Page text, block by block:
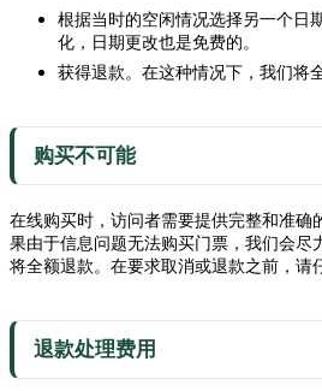
根据当时的空闲情况选择另一个日
化，日期更改也是免费的。
获得退款。在这种情况下，我们将
购买不可能
在线购买时，访问者需要提供完整和准确
果由于信息问题无法购买门票，我们会尽
将全额退款。在要求取消或退款之前，请
退款处理费用